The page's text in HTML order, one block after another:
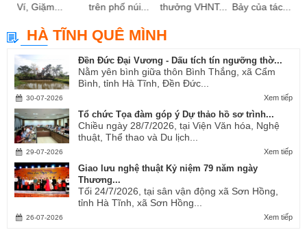
Ví, Giặm...
trên phố núi...
thưởng VHNT...
Bảy của tác...
HÀ TĨNH QUÊ MÌNH
Đền Đức Đại Vương - Dấu tích tín ngưỡng thờ...
Nằm yên bình giữa thôn Bình Thắng, xã Cẩm
Bình, tỉnh Hà Tĩnh, Đền Đức...
Xem tiếp
30-07-2026
Tổ chức Tọa đàm góp ý Dự thảo hồ sơ trình...
Chiều ngày 28/7/2026, tại Viện Văn hóa, Nghệ
thuật, Thể thao và Du lịch...
Xem tiếp
29-07-2026
Giao lưu nghệ thuật Kỷ niệm 79 năm ngày
Thương...
Tối 24/7/2026, tại sân vận động xã Sơn Hồng,
tỉnh Hà Tĩnh, xã Sơn Hồng...
Xem tiếp
26-07-2026